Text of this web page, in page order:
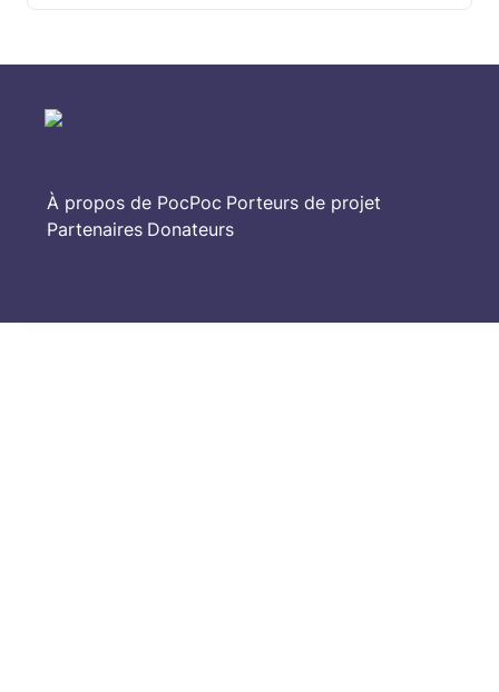
À propos de PocPoc Porteurs de projet
Partenaires Donateurs